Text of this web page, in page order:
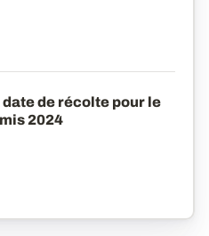
de récolte pour le
2024